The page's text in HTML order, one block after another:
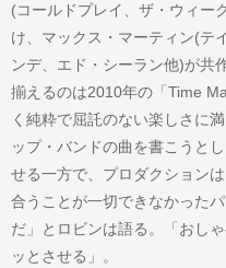
(コールドプレイ、ザ・ウィー
け、マックス・マーティン(テ
ンデ、エド・シーラン他)が共
揃えるのは2010年の「Time
く純粋で屈託のない楽しさに
ップ・バンドの曲を書こうと
せる一方で、プロダクション
合うことが一切できなかった
だ」とロビンは語る。「おし
ッとさせる」。